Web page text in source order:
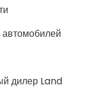
дилер Land